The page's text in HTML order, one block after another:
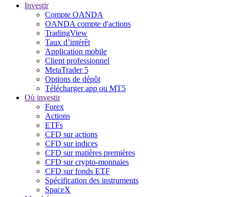
Investir
Compte OANDA
OANDA compte d'actions
TradingView
Taux d’intérêt
Application mobile
Client professionnel
MetaTrader 5
Options de dépôt
Télécharger app ou MT5
Où investir
Forex
Actions
ETFs
CFD sur actions
CFD sur indices
CFD sur matières premières
CFD sur crypto-monnaies
CFD sur fonds ETF
Spécification des instruments
SpaceX